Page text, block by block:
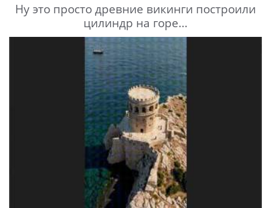
Ну это просто древние викинги построили
цилиндр на горе...